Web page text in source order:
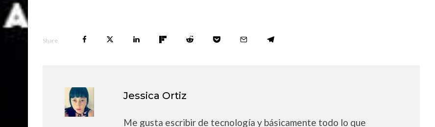
Share
Jessica Ortiz
Me gusta escribir de tecnología y básicamente todo lo que